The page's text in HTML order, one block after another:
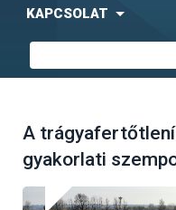
KAPCSOLAT
A
gyakorlati